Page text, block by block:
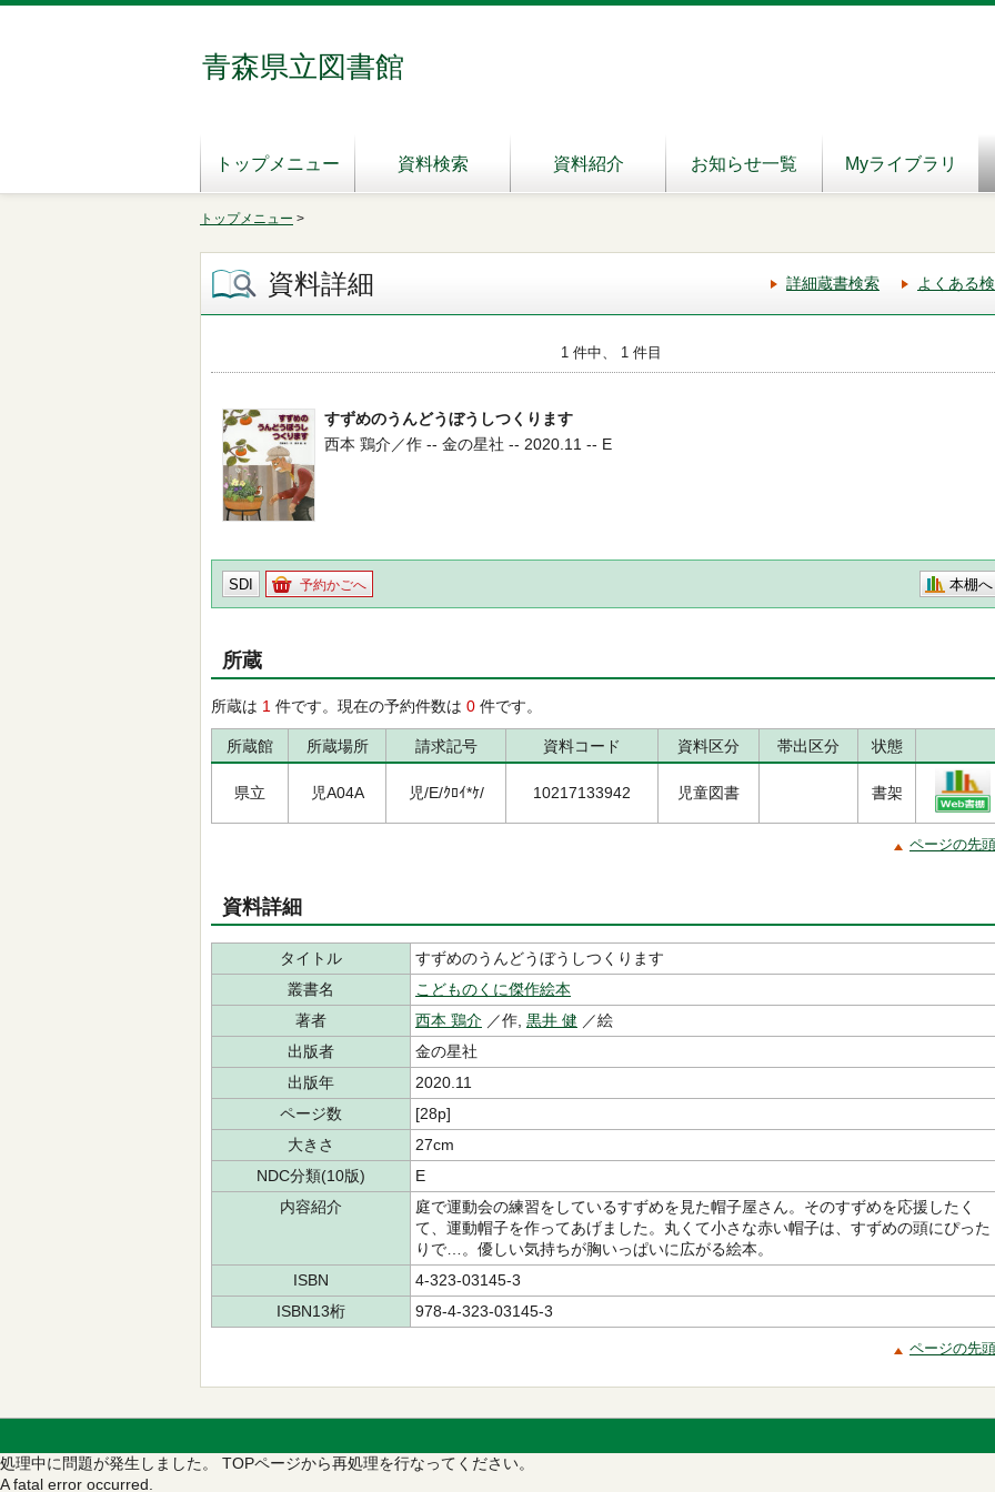
青森県立図書館
トップメニュー 資料検索 資料紹介 お知らせ一覧 Myライブラリ
トップメニュー >
資料詳細 詳細蔵書検索 よくある
1 件中、 1 件目
すずめのうんどうぼうしつくります
西本 鶏介／作 -- 金の星社 -- 2020.11 -- E
SDI 予約かごへ 本棚へ
所蔵
所蔵は 1 件です。現在の予約件数は 0 件です。
所蔵館 所蔵場所 請求記号 資料コード 資料区分 帯出区分 状態
県立 児A04A 児/E/ｸﾛｲ*ｹ/ 10217133942 児童図書 書架
ページの先
資料詳細
タイトル
すずめのうんどうぼうしつくります
叢書名
こどものくに傑作絵本
著者
西本 鶏介 ／作, 黒井 健 ／絵
出版者
金の星社
出版年
2020.11
ページ数
[28p]
大きさ
27cm
NDC分類(10版)
E
内容紹介
庭で運動会の練習をしているすずめを見た帽子屋さん。そのすずめを応援したく
て、運動帽子を作ってあげました。丸くて小さな赤い帽子は、すずめの頭にぴった
りで…。優しい気持ちが胸いっぱいに広がる絵本。
ISBN
4-323-03145-3
ISBN13桁
978-4-323-03145-3
ページの先
処理中に問題が発生しました。 TOPページから再処理を行なってください。
A fatal error occurred.